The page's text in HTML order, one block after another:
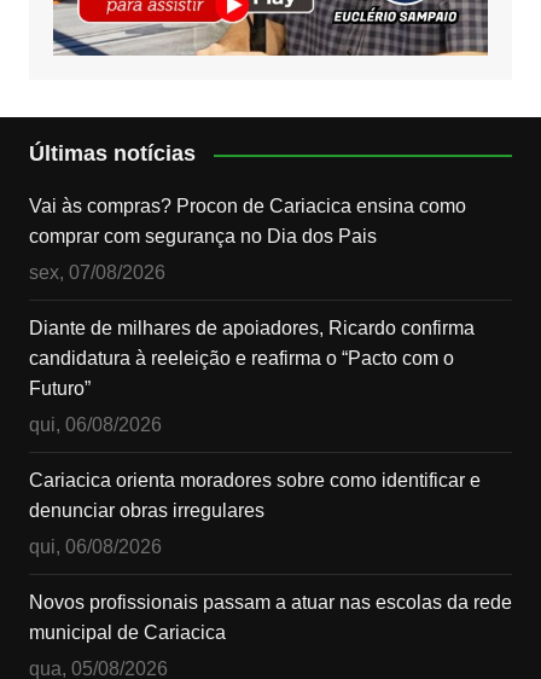
Últimas notícias
Vai às compras? Procon de Cariacica ensina como
comprar com segurança no Dia dos Pais
sex, 07/08/2026
Diante de milhares de apoiadores, Ricardo confirma
candidatura à reeleição e reafirma o “Pacto com o
Futuro”
qui, 06/08/2026
Cariacica orienta moradores sobre como identificar e
denunciar obras irregulares
qui, 06/08/2026
Novos profissionais passam a atuar nas escolas da rede
municipal de Cariacica
qua, 05/08/2026